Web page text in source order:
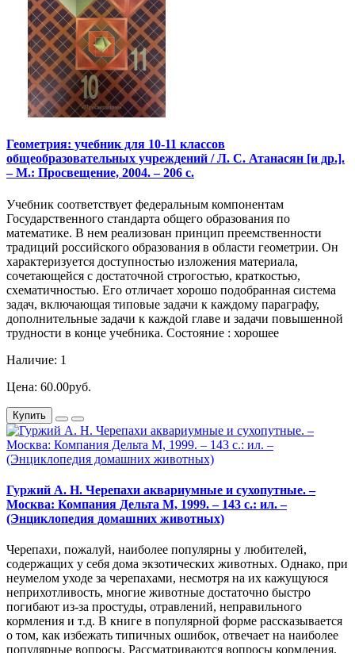
Геометрия: учебник для 10-11 классов
общеобразовательных учреждений / Л. С. Атанасян [и др.].
– М.: Просвещение, 2004. – 206 с.
Учебник соответствует федеральным компонентам
Государственного стандарта общего образования по
математике. В нем реализован принцип преемственности
традиций российского образования в области геометрии. Он
характеризуется доступностью изложения материала,
сочетающейся с достаточной строгостью, краткостью,
схематичностью. Его отличает хорошо подобранная система
задач, включающая типовые задачи к каждому параграфу,
дополнительные задачи к каждой главе и задачи повышенной
трудности в конце учебника. Состояние : хорошее
Наличие: 1
Цена: 60.00руб.
Купить
Гуржий А. Н. Черепахи аквариумные и сухопутные. –
Москва: Компания Дельта М, 1999. – 143 с.: ил. –
(Энциклопедия домашних животных)
Черепахи, пожалуй, наиболее популярны у любителей,
содержащих у себя дома экзотических животных. Однако, при
неумелом уходе за черепахами, несмотря на их кажущуюся
неприхотливость, многие животные достаточно быстро
погибают из-за простуды, отравлений, неправильного
кормления и т.д. В книге в популярной форме рассказывается
о том, как избежать типичных ошибок, отвечает на наиболее
популярные вопросы. Рассматриваются вопросы кормления,